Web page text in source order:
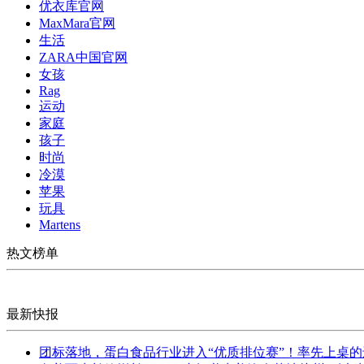
优衣库官网
MaxMara官网
生活
ZARA中国官网
女孩
Rag
运动
家庭
孩子
时尚
冷漠
苹果
玩具
Martens
热文榜单
最新快报
团标落地，蛋白食品行业进入“优质排位赛”！率先上桌